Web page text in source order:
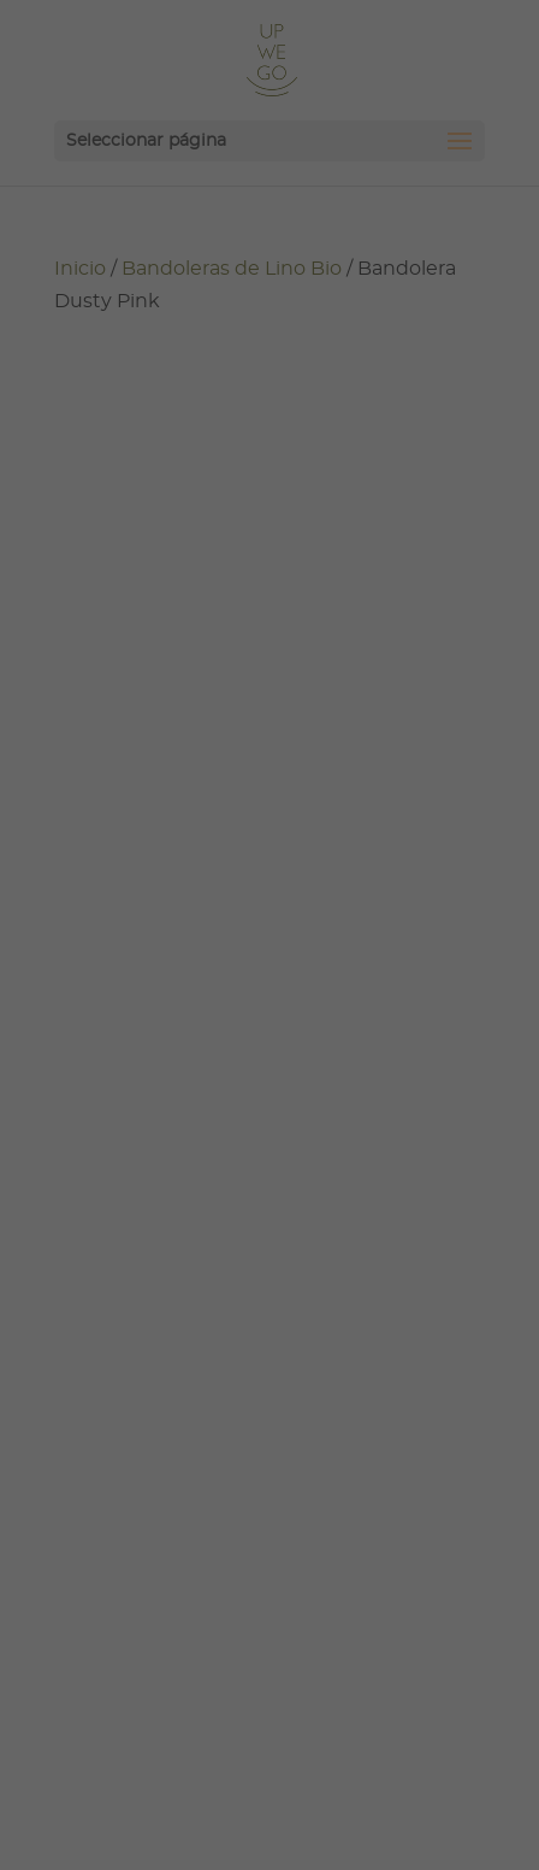
Seleccionar página
Inicio / Bandoleras de Lino Bio / Bandolera
Dusty Pink